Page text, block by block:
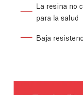
La resina no
para la salud
Baja